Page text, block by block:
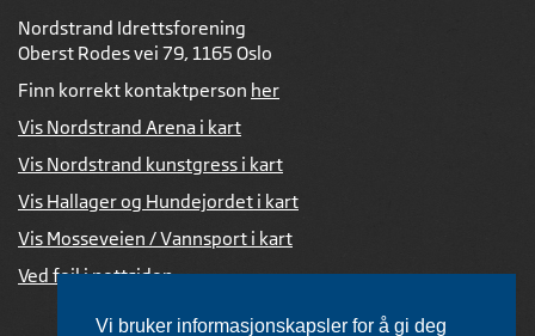
Vi bruker informasjonskapsler for å gi deg
Nordstrand Idrettsforening
Oberst Rodes vei 79, 1165 Oslo
Finn korrekt kontaktperson her
Vis Nordstrand Arena i kart
Vis Nordstrand kunstgress i kart
Vis Hallager og Hundejordet i kart
Vis Mosseveien / Vannsport i kart
Ved feil i nettsiden